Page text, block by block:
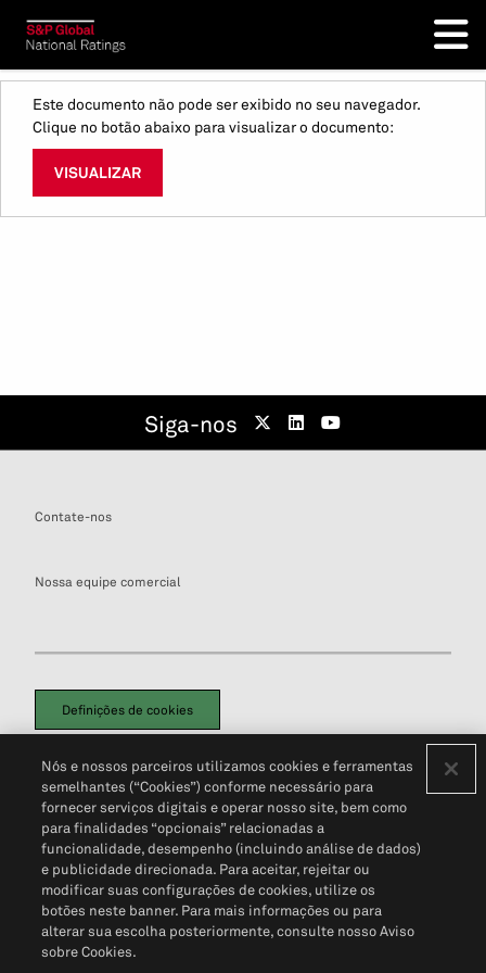
Este documento não pode ser exibido no seu navegador.
Clique no botão abaixo para visualizar o documento:
VISUALIZAR
Siga-nos
Contate-nos
Nossa equipe comercial
Definições de cookies
Política de PrivacidadePortal de privacidade do cliente (em inglês)
Não Venda Minhas Informações Pessoais© 2026 S&P Global
Nós e nossos parceiros utilizamos cookies e ferramentas
semelhantes (“Cookies”) conforme necessário para
fornecer serviços digitais e operar nosso site, bem como
para finalidades “opcionais” relacionadas a
funcionalidade, desempenho (incluindo análise de dados)
e publicidade direcionada. Para aceitar, rejeitar ou
modificar suas configurações de cookies, utilize os
botões neste banner. Para mais informações ou para
alterar sua escolha posteriormente, consulte nosso Aviso
sobre Cookies.